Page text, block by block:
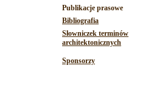
Publikacje prasowe
Bibliografia
Słowniczek terminów
architektonicznych
Sponsorzy